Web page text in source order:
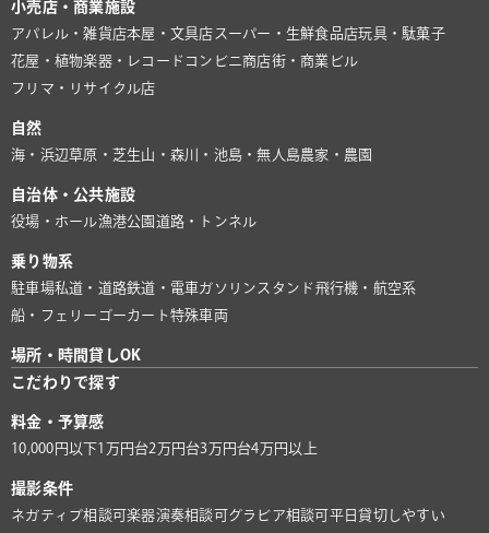
小売店・商業施設
アパレル・雑貨店本屋・文具店 スーパー・生鮮食品店玩具・駄菓子
花屋・植物楽器・レコード コンビニ商店街・商業ビル
フリマ・リサイクル店
自然
海・浜辺 草原・芝生山・森川・池島・無人島農家・農園
自治体・公共施設
役場・ホール漁港公園 道路・トンネル
乗り物系
駐車場私道・道路鉄道・電車 ガソリンスタンド 飛行機・航空系
船・フェリー ゴーカート特殊車両
場所・時間貸しOK
こだわりで探す
料金・予算感
10,000円以下1万円台2万円台3万円台4万円以上
撮影条件
ネガティブ相談可楽器演奏相談可 グラビア相談可 平日貸切しやすい